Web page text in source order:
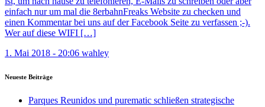
einfach nur um mal die 8erbahnFreaks Website zu checken und
einen Kommentar bei uns auf der Facebook Seite zu verfassen ;-).
Wer auf diese WIFI […]
1. Mai 2018 - 20:06 wahley
Neueste Beiträge
Parques Reunidos und purematic schließen strategische